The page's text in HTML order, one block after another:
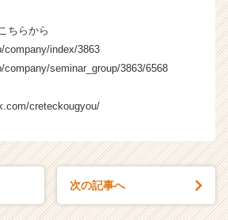
ちらから
company/index/3863
company/seminar_group/3863/6568
creteckougyou/
次の記事へ